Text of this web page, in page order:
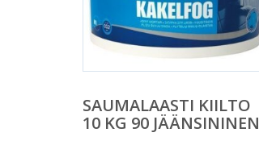
SAUMALAASTI KIILTO
10 KG 90 JÄÄNSININEN